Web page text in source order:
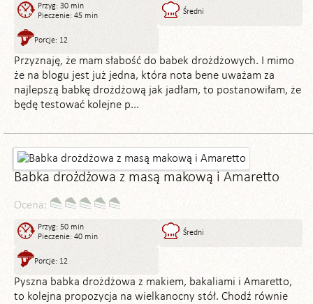
Przyg: 30 min
Pieczenie: 45 min
Średni
Porcje: 12
Przyznaję, że mam słabość do babek drożdżowych. I mimo
że na blogu jest już jedna, która nota bene uważam za
najlepszą babkę drożdżową jak jadłam, to postanowiłam, że
będę testować kolejne p...
Babka drożdżowa z masą makową i Amaretto
Ocena:
Przyg: 50 min
Pieczenie: 40 min
Średni
Porcje: 12
Pyszna babka drożdżowa z makiem, bakaliami i Amaretto,
to kolejna propozycja na wielkanocny stół. Chodź równie